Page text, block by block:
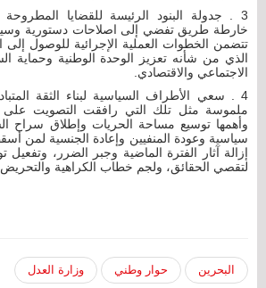
3 . جدولة البنود الرئيسة للقضايا
خارطة طريق تفضي إلى اصلاحات دستورية
تتضمن الخطوات العملية الإجرائية للوصول
الذي من شأنه تعزيز الوحدة الوطنية وحماية
الاجتماعي والاقتصادي.
4 . سعي الأطراف السياسية لبناء الثقة
ملموسة مثل تلك التي رافقت التصويت على
وأهمها توسيع مساحة الحريات وإطلاق سراح
سياسية وعودة المنفيين وإعادة الجنسية لمن
إزالة آثار الفترة الماضية وجبر الضرر، وتفعيل
لتقصي الحقائق، ولجم خطاب الكراهية والتحريض
البحرين حوار وطني وزارة العدل